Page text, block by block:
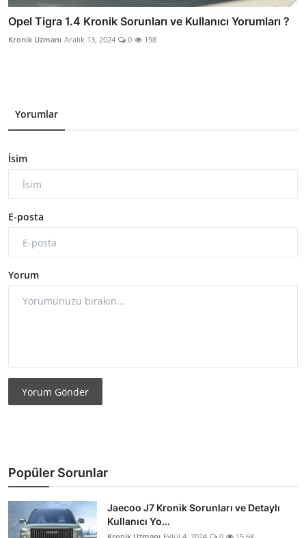
Opel Tigra 1.4 Kronik Sorunları ve Kullanıcı Yorumları ?
Kronik Uzmanı Aralık 13, 2024 0 198
Yorumlar
İsim
E-posta
Yorum
Yorum Gönder
Popüler Sorunlar
Jaecoo J7 Kronik Sorunları ve Detaylı
Kullanıcı Yo...